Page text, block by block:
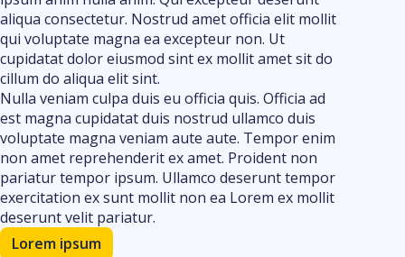
aliqua consectetur. Nostrud amet officia elit mollit
qui voluptate magna ea excepteur non. Ut
cupidatat dolor eiusmod sint ex mollit amet sit do
cillum do aliqua elit sint.
Nulla veniam culpa duis eu officia quis. Officia ad
est magna cupidatat duis nostrud ullamco duis
voluptate magna veniam aute aute. Tempor enim
non amet reprehenderit ex amet. Proident non
pariatur tempor ipsum. Ullamco deserunt tempor
exercitation ex sunt mollit non ea Lorem ex mollit
deserunt velit pariatur.
Lorem ipsum